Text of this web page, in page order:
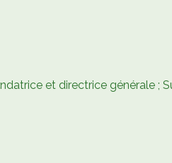
et directrice générale ;